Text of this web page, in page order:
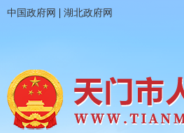
中国政府网 | 湖北政府网